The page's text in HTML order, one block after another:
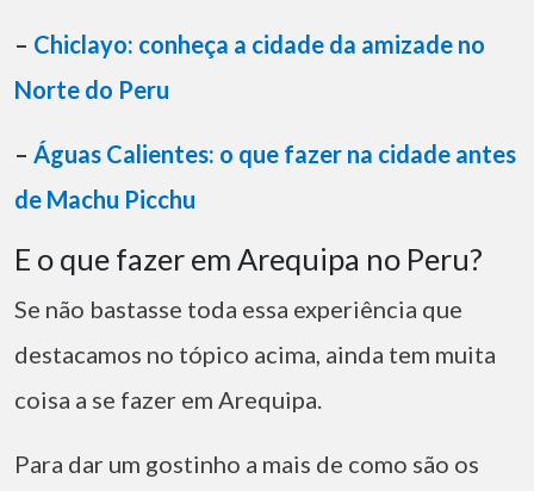
– Chiclayo: conheça a cidade da amizade no
Norte do Peru
– Águas Calientes: o que fazer na cidade antes
de Machu Picchu
E o que fazer em Arequipa no Peru?
Se não bastasse toda essa experiência que
destacamos no tópico acima, ainda tem muita
coisa a se fazer em Arequipa.
Para dar um gostinho a mais de como são os